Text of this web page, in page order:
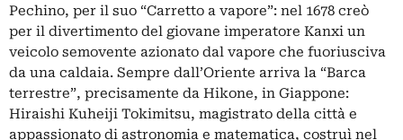
Pechino, per il suo “Carretto a vapore”: nel 1678 creò
per il divertimento del giovane imperatore Kanxi un
veicolo semovente azionato dal vapore che fuoriusciva
da una caldaia. Sempre dall’Oriente arriva la “Barca
terrestre”, precisamente da Hikone, in Giappone:
Hiraishi Kuheiji Tokimitsu, magistrato della città e
appassionato di astronomia e matematica, costruì nel